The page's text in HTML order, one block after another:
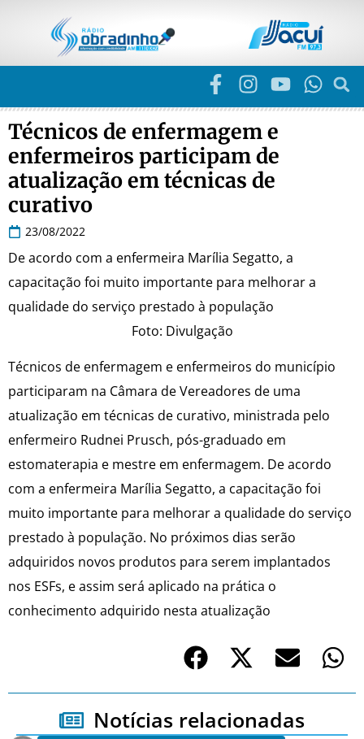
Técnicos de enfermagem e
enfermeiros participam de
atualização em técnicas de
curativo
23/08/2022
De acordo com a enfermeira Marília Segatto, a
capacitação foi muito importante para melhorar a
qualidade do serviço prestado à população
Foto: Divulgação
Técnicos de enfermagem e enfermeiros do município
participaram na Câmara de Vereadores de uma
atualização em técnicas de curativo, ministrada pelo
enfermeiro Rudnei Prusch, pós-graduado em
estomaterapia e mestre em enfermagem. De acordo
com a enfermeira Marília Segatto, a capacitação foi
muito importante para melhorar a qualidade do serviço
prestado à população. No próximos dias serão
adquiridos novos produtos para serem implantados
nos ESFs, e assim será aplicado na prática o
conhecimento adquirido nesta atualização
Notícias relacionadas